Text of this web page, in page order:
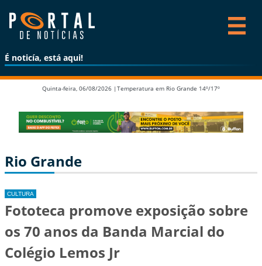
É noticía, está aqui!
Quinta-feira, 06/08/2026 | Temperatura em Rio Grande 14º/17º
Rio Grande
CULTURA
Fototeca promove exposição sobre
os 70 anos da Banda Marcial do
Colégio Lemos Jr